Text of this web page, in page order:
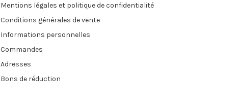
Mentions légales et politique de confidentialité
Conditions générales de vente
Informations personnelles
Commandes
Adresses
Bons de réduction